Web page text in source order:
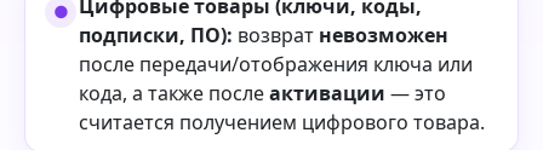
Цифровые товары (ключи, коды,
подписки, ПО): возврат невозможен
после передачи/отображения ключа или
кода, а также послеактивации — это
считается получением цифрового товара.